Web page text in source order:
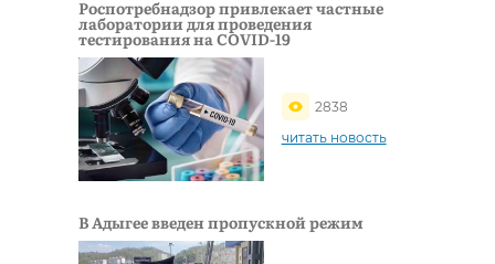
Роспотребнадзор привлекает частные
лаборатории для проведения
тестирования на COVID-19
2838
читать новость
В Адыгее введен пропускной режим